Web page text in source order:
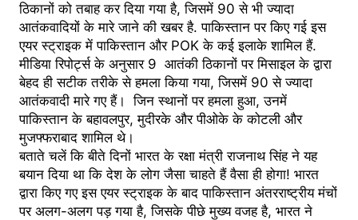
ठिकानों को तबाह कर दिया गया है, जिसमें 90 से भी ज्यादा
आतंकवादियों के मारे जाने की खबर है. पाकिस्तान पर किए गई इस
एयर स्ट्राइक में पाकिस्तान और POK के कई इलाके शामिल हैं.
मीडिया रिपोर्ट्स के अनुसार 9 आतंकी ठिकानों पर मिसाइल के द्वारा
बेहद ही सटीक तरीके से हमला किया गया, जिसमें 90 से ज्यादा
आतंकवादी मारे गए हैं। जिन स्थानों पर हमला हुआ, उनमें
पाकिस्तान के बहावलपुर, मुदीरके और पीओके के कोटली और
मुजफ्फराबाद शामिल थे।
बताते चलें कि बीते दिनों भारत के रक्षा मंत्री राजनाथ सिंह ने यह
बयान दिया था कि देश के लोग जैसा चाहते हैं वैसा ही होगा! भारत
द्वारा किए गए इस एयर स्ट्राइक के बाद पाकिस्तान अंतरराष्ट्रीय मंचों
पर अलग-अलग पड़ गया है, जिसके पीछे मुख्य वजह है, भारत ने